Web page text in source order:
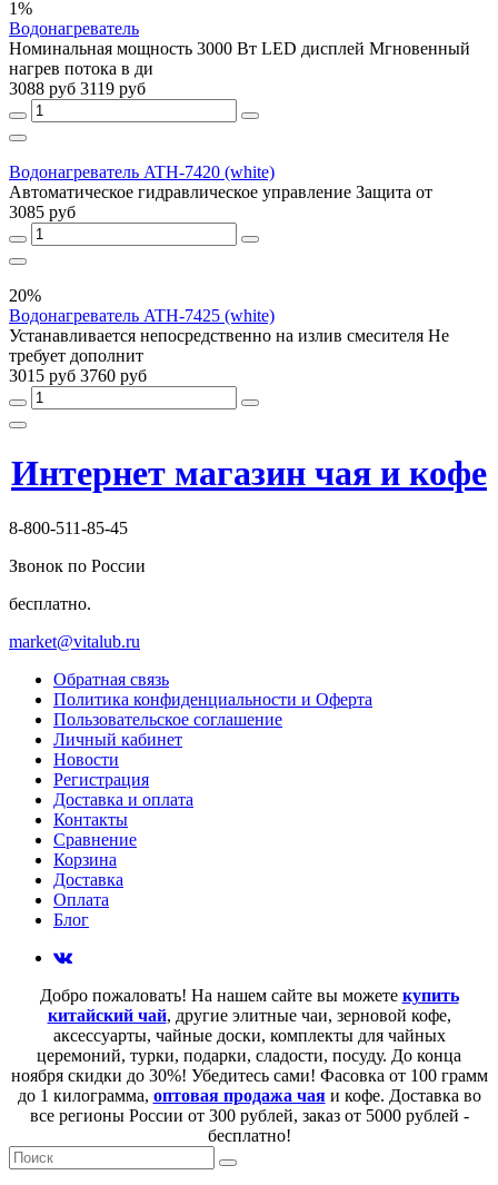
1%
Водонагреватель
Номинальная мощность 3000 Вт LED дисплей Мгновенный
нагрев потока в ди
3088 руб 3119 руб
Водонагреватель ATH-7420 (white)
Автоматическое гидравлическое управление Защита от
3085 руб
20%
Водонагреватель ATH-7425 (white)
Устанавливается непосредственно на излив смесителя Не
требует дополнит
3015 руб 3760 руб
Интернет магазин чая и кофе
8-800-511-85-45
Звонок по России
бесплатно.
market@vitalub.ru
Обратная связь
Политика конфиденциальности и Оферта
Пользовательское соглашение
Личный кабинет
Новости
Регистрация
Доставка и оплата
Контакты
Сравнение
Корзина
Доставка
Оплата
Блог
Добро пожаловать! На нашем сайте вы можете купить
китайский чай, другие элитные чаи, зерновой кофе,
аксессуарты, чайные доски, комплекты для чайных
церемоний, турки, подарки, сладости, посуду. До конца
ноября скидки до 30%! Убедитесь сами! Фасовка от 100 грамм
до 1 килограмма, оптовая продажа чаяи кофе. Доставка во
все регионы России от 300 рублей, заказ от 5000 рублей -
бесплатно!